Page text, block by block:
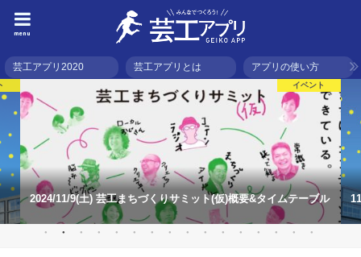
menu
芸工アプリ2020 芸工アプリとは アプリの使い方
イベント
2024/11/9(土) 芸工まちづくりサミット(仮)概要&タイムテーブル